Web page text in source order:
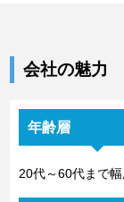
会社の魅力
年齢層
20代～60代まで幅